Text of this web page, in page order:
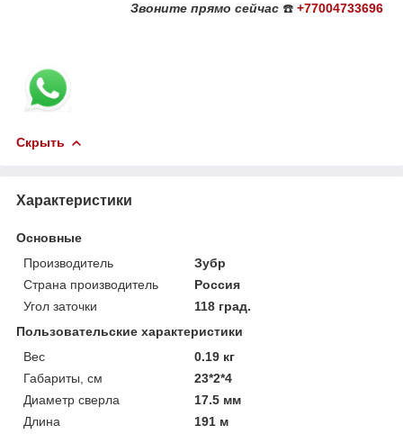
Звоните прямо сейчас ☎️ +77004733696
Скрыть
Характеристики
Основные
Производитель
Зубр
Страна производитель
Россия
Угол заточки
118 град.
Пользовательские характеристики
Вес
0.19 кг
Габариты, см
23*2*4
Диаметр сверла
17.5 мм
Длина
191 м